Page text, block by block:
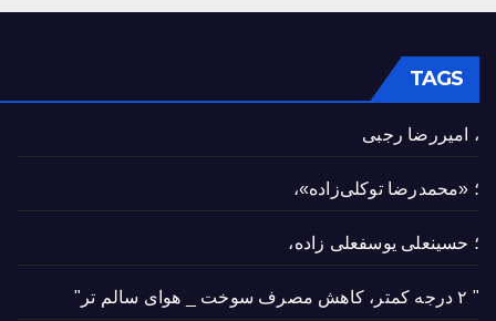
TAGS
، امیررضا رجبی
؛ «محمدرضا توکلی‌زاده»،
؛ حسینعلی یوسفعلی زاده،
" ۲ درجه کمتر، کاهش مصرف سوخت _ هوای سالم تر"